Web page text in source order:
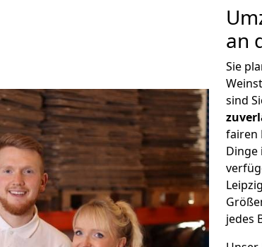
an
Sie
sind
fairen
Dinge
jedes